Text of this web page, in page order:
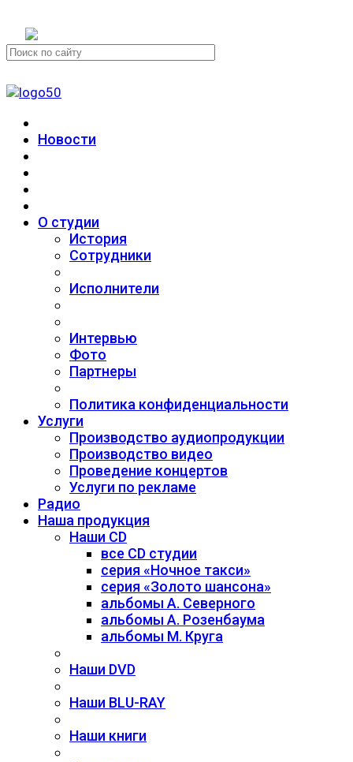
Новости
О студии
История
Сотрудники
Исполнители
Интервью
Фото
Партнеры
Политика конфиденциальности
Услуги
Производство аудиопродукции
Производство видео
Проведение концертов
Услуги по рекламе
Радио
Наша продукция
Наши CD
все CD студии
серия «Ночное такси»
серия «Золото шансона»
альбомы А. Северного
альбомы А. Розенбаума
альбомы М. Круга
Наши DVD
Наши BLU-RAY
Наши книги